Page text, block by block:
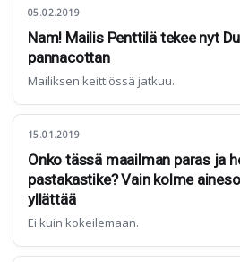
05.02.2019
Nam! Mailis Penttilä tekee nyt
pannacottan
Mailiksen keittiössä jatkuu.
15.01.2019
Onko tässä maailman paras ja
pastakastike? Vain kolme
yllättää
Ei kuin kokeilemaan.